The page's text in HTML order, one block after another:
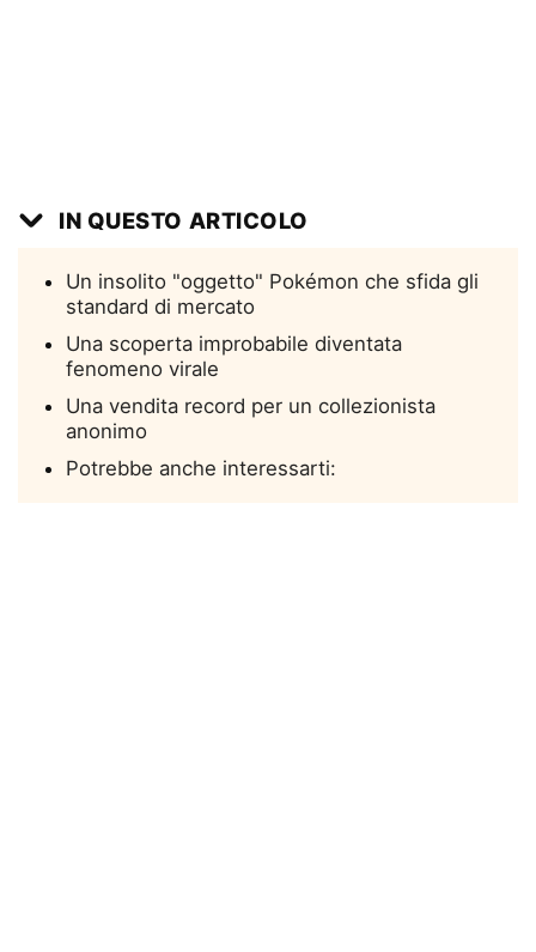
IN QUESTO ARTICOLO
Un insolito "oggetto" Pokémon che sfida gli
standard di mercato
Una scoperta improbabile diventata
fenomeno virale
Una vendita record per un collezionista
anonimo
Potrebbe anche interessarti: